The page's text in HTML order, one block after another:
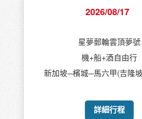
2026/08/17
星夢郵輪雲頂夢號
機+船+酒自由行
新加坡─檳城─馬六甲(吉隆
詳細行程